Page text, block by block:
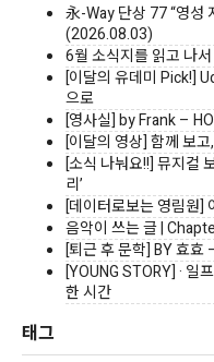
永-Way 단상 77 “영성
(2026.08.03)
6월 소식지를 읽고 나서
[이달의 유데미 Pick!]
으로
[영사실] by Frank –
[이달의 영상] 함께 보
[소식 나눠요!!] 뮤지컬
리’
[데이터로보는 영림원]
음악이 쓰는 글 |
[퇴근 후 문학] BY 효효
[YOUNG STORY] · 일
한 시간
태그